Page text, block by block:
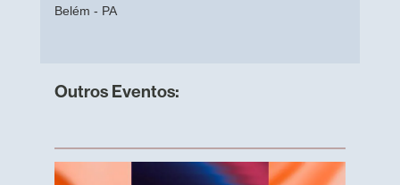
Belém - PA
Outros Eventos: